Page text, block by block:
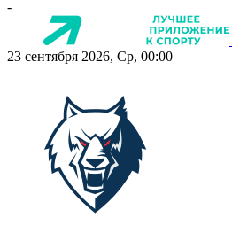
-
23 сентября 2026, Ср, 00:00